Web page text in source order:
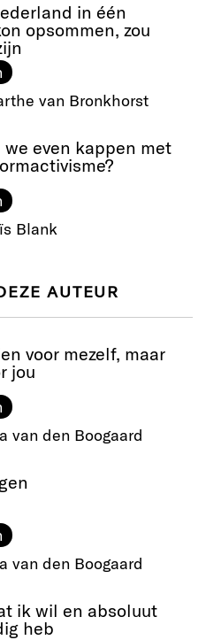
in één
opsommen, zou
van Bronkhorst
we even kappen met
Blank
AUTEUR
voor mezelf, maar
jou
van den Boogaard
van den Boogaard
ik wil en absoluut
heb